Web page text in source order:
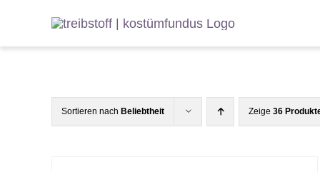
springen
Sortieren nach Beliebtheit Zeige 36